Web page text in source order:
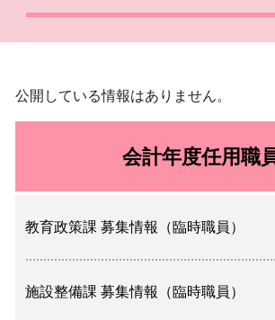
公開している情報はありません。
会計年度任用職
教育政策課 募集情報（臨時職員）
施設整備課 募集情報（臨時職員）